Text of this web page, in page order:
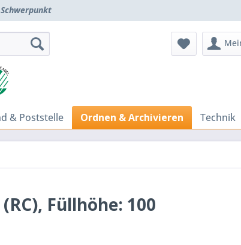
& Poststelle Ordnen & Archivieren Technik
Füllhöhe: 100